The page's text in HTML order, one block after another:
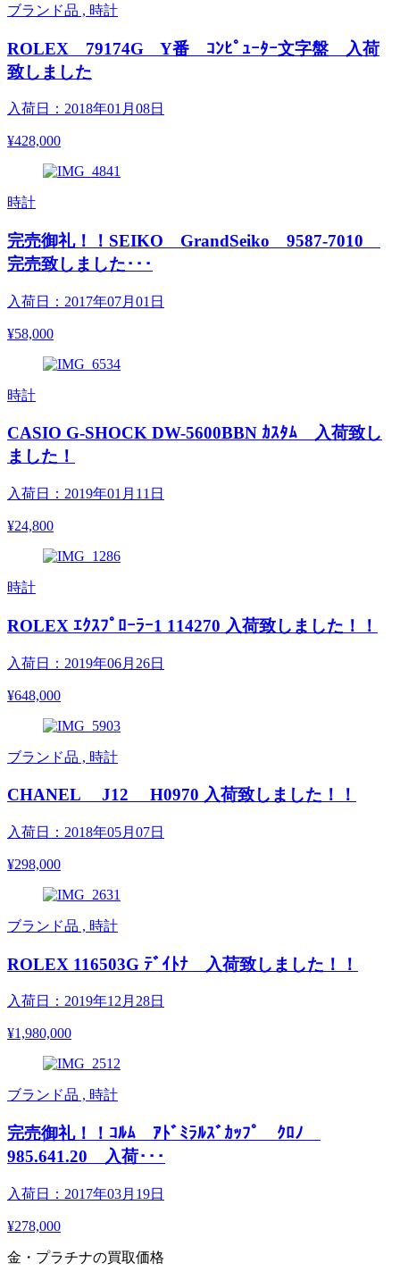
ブランド品 , 時計
ROLEX 79174G Y番 ｺﾝﾋﾟｭｰﾀｰ文字盤 入荷
致しました
入荷日：2018年01月08日
¥428,000
時計
完売御礼！！SEIKO GrandSeiko 9587-7010
完売致しました･･･
入荷日：2017年07月01日
¥58,000
時計
CASIO G-SHOCK DW-5600BBN ｶｽﾀﾑ 入荷致し
ました！
入荷日：2019年01月11日
¥24,800
時計
ROLEX ｴｸｽﾌﾟﾛｰﾗｰ1 114270 入荷致しました！！
入荷日：2019年06月26日
¥648,000
ブランド品 , 時計
CHANEL J12 H0970 入荷致しました！！
入荷日：2018年05月07日
¥298,000
ブランド品 , 時計
ROLEX 116503G ﾃﾞｲﾄﾅ 入荷致しました！！
入荷日：2019年12月28日
¥1,980,000
ブランド品 , 時計
完売御礼！！ｺﾙﾑ ｱﾄﾞﾐﾗﾙｽﾞｶｯﾌﾟ ｸﾛﾉ
985.641.20 入荷･･･
入荷日：2017年03月19日
¥278,000
金・プラチナの買取価格